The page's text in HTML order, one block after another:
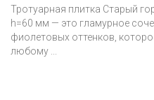
Тротуарная плитка Старый
h=60 мм — это гламурное
фиолетовых оттенков,
любому ...